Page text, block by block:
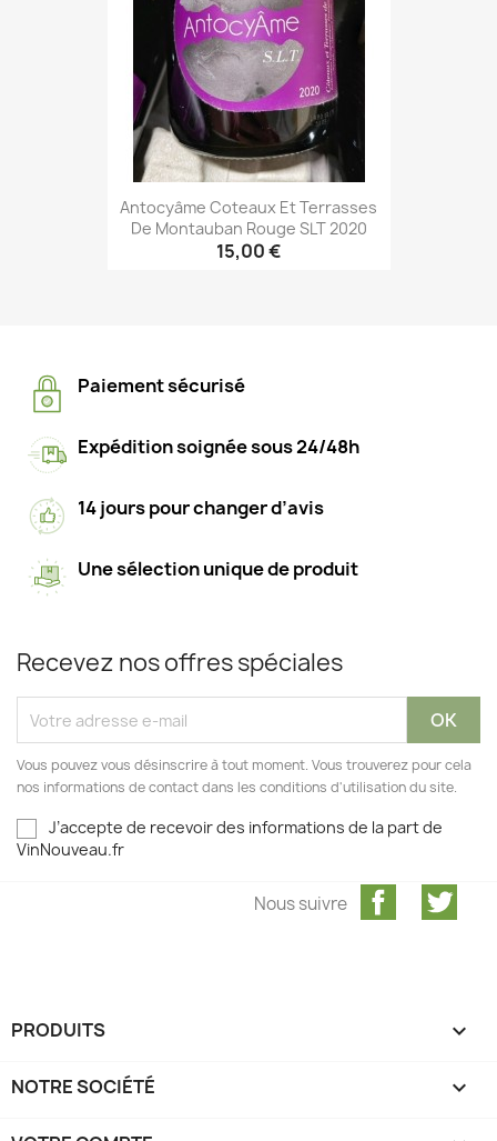
Antocyâme Coteaux Et Terrasses
De Montauban Rouge SLT 2020
15,00 €
Paiement sécurisé
Expédition soignée sous 24/48h
14 jours pour changer d’avis
Une sélection unique de produit
Recevez nos offres spéciales
Vous pouvez vous désinscrire à tout moment. Vous trouverez pour cela
nos informations de contact dans les conditions d'utilisation du site.
J’accepte de recevoir des informations de la part de
VinNouveau.fr
Facebook
Nous suivre
PRODUITS 
NOTRE SOCIÉTÉ 